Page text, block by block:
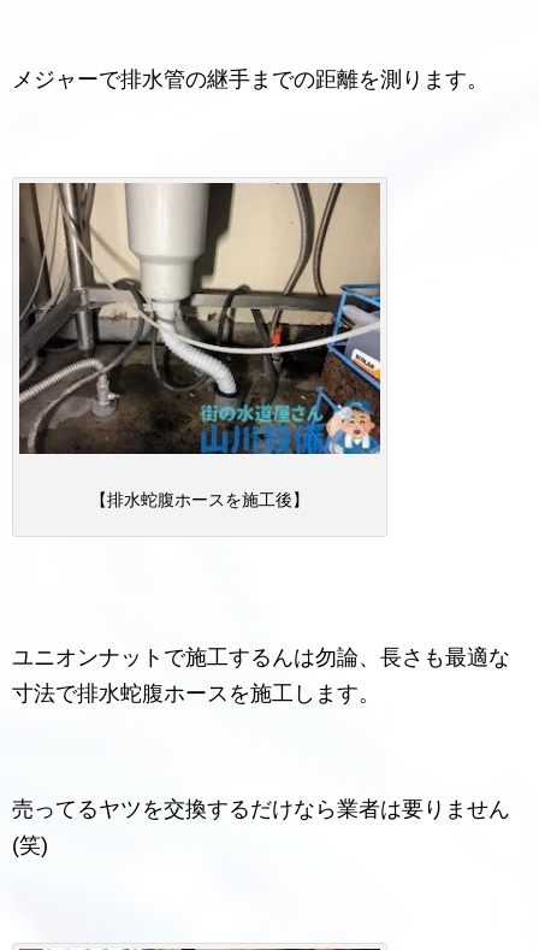
メジャーで排水管の継手までの距離を測ります。
【排水蛇腹ホースを施工後】
ユニオンナットで施工するんは勿論、長さも最適な
寸法で排水蛇腹ホースを施工します。
売ってるヤツを交換するだけなら業者は要りません
(笑)